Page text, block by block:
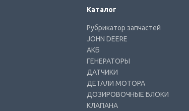
Каталог
Рубрикатор запчастей
JOHN DEERE
АКБ
ГЕНЕРАТОРЫ
ДАТЧИКИ
ДЕТАЛИ МОТОРА
ДОЗИРОВОЧНЫЕ БЛОКИ
КЛАПАНА